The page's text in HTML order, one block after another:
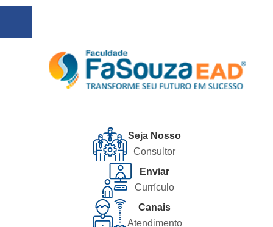
Seja Nosso
Consultor
Enviar
Currículo
Canais
Atendimento